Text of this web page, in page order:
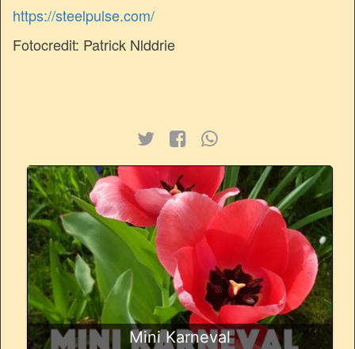
https://steelpulse.com/
Fotocredit: Patrick Nlddrie
Mini Karneval